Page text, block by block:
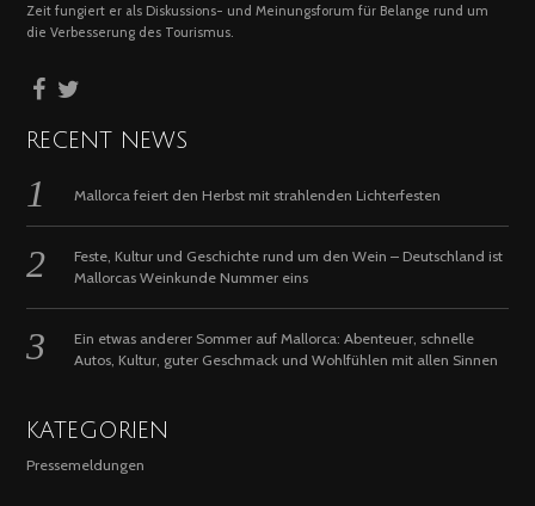
Zeit fungiert er als Diskussions- und Meinungsforum für Belange rund um
die Verbesserung des Tourismus.
RECENT NEWS
Mallorca feiert den Herbst mit strahlenden Lichterfesten
Feste, Kultur und Geschichte rund um den Wein – Deutschland ist
Mallorcas Weinkunde Nummer eins
Ein etwas anderer Sommer auf Mallorca: Abenteuer, schnelle
Autos, Kultur, guter Geschmack und Wohlfühlen mit allen Sinnen
KATEGORIEN
Pressemeldungen